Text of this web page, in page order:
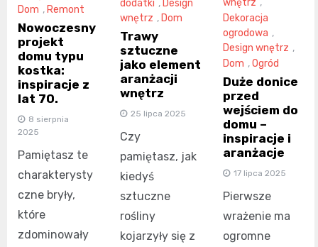
Dom , Remont
Nowoczesny
projekt
domu typu
kostka:
inspiracje z
lat 70.
8 sierpnia
2025
Pamiętasz te
charakterysty
czne bryły,
które
zdominowały
dodatki , Design
wnętrz , Dom
Trawy
sztuczne
jako element
aranżacji
wnętrz
25 lipca 2025
Czy
pamiętasz, jak
kiedyś
sztuczne
rośliny
kojarzyły się z
wnętrz ,
Dekoracja
ogrodowa ,
Design wnętrz ,
Dom ,Ogród
Duże donice
przed
wejściem do
domu –
inspiracje i
aranżacje
17 lipca 2025
Pierwsze
wrażenie ma
ogromne